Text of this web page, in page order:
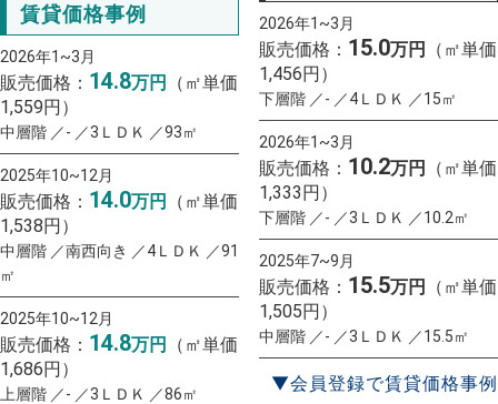
賃貸価格事例
2026年1~3月
販売価格： 14.8万円
（㎡単価
1,559円）
中層階 ／- ／3ＬＤＫ ／93㎡
2025年10~12月
販売価格： 14.0万円
（㎡単価
1,538円）
中層階 ／南西向き ／4ＬＤＫ ／91
㎡
2025年10~12月
販売価格： 14.8万円
（㎡単価
1,686円）
上層階 ／- ／3ＬＤＫ ／86㎡
2026年1~3月
販売価格： 15.0万円
（㎡単価
1,456円）
下層階 ／- ／4ＬＤＫ ／15㎡
2026年1~3月
販売価格： 10.2万円
（㎡単価
1,333円）
下層階 ／- ／3ＬＤＫ ／10.2㎡
2025年7~9月
販売価格： 15.5万円
（㎡単価
1,505円）
中層階 ／- ／3ＬＤＫ ／15.5㎡
▼会員登録で賃貸価格事例